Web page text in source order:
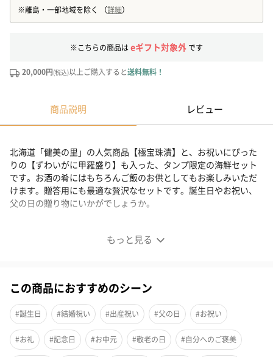
※こちらの商品はeギフト対象外 です
20,000円(税込)以上ご購入すると送料無料！
商品説明 レビュー
もっと見る
北海道「健美の里」の人気商品【極宝珠漬】と、お祝いにぴった
りの【ずわいがに甲羅盛り】も入った、タンプ限定の海鮮セット
です。お酒の肴にはもちろんご飯のお供としてもお楽しみいただ
けます。贈答用にも最適な贅沢なセットです。誕生日やお祝い、
父の日の贈り物にいかがでしょうか。
【タンプ限定セット】北海道 極宝珠漬セット＆ずわいが
タンプ限定の贅沢な海鮮セット。北海道の名品「極宝珠漬」と
「ずわいがに甲羅盛り」が一度に楽しめる豪華ギフトです。最高
の酒の肴・ご飯のお供を、父の日やお祝いに贈りませんか？
この商品におすすめのシーン
#誕生日 #結婚祝い #出産祝い #父の日 #お祝い
#お礼 #記念日 #お中元 #敬老の日 #自分へのご褒美